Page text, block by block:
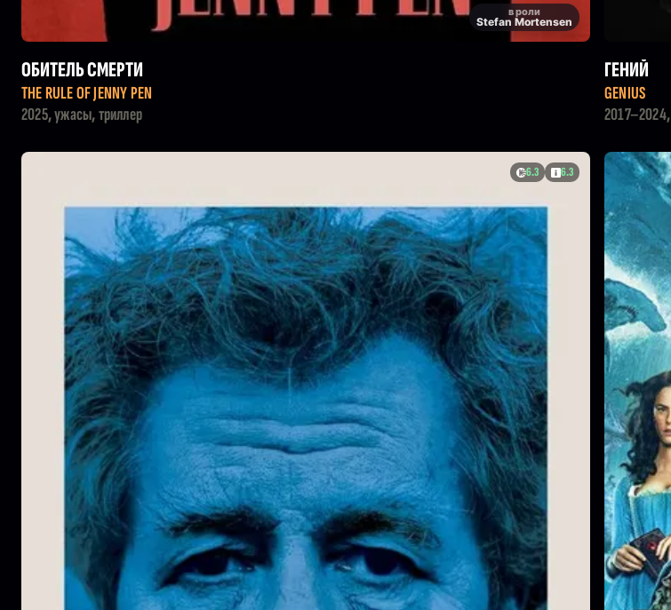
в роли
Stefan Mortensen
ОБИТЕЛЬ СМЕРТИ
THE RULE OF JENNY PEN
2025, ужасы, триллер
ГЕНИЙ
GENIUS
6.3 6.3